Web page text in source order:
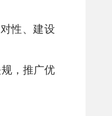
性、建设
，推广优